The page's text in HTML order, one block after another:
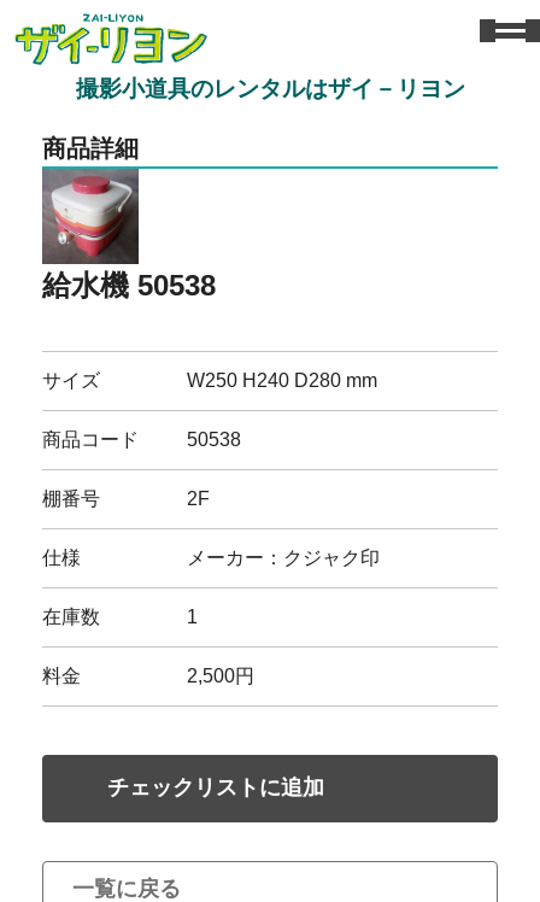
撮影小道具のレンタルはザイ－リヨン
商品詳細
給水機 50538
サイズ W250 H240 D280 mm
商品コード 50538
棚番号 2F
仕様 メーカー：クジャク印
在庫数 1
料金 2,500円
チェックリストに追加
一覧に戻る